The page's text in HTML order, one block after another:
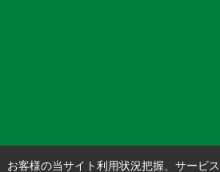
お客様の当サイト利用状況把握、サービ